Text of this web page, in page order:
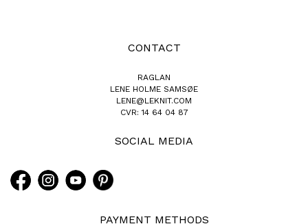
CONTACT
RAGLAN
LENE HOLME SAMSØE
LENE@LEKNIT.COM
CVR: 14 64 04 87
SOCIAL MEDIA
PAYMENT METHODS